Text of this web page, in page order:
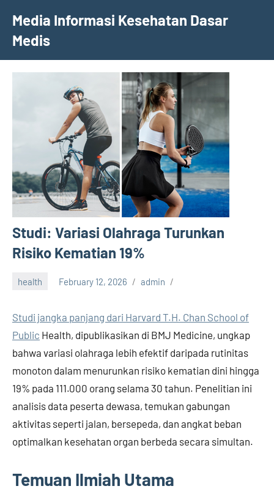
content
Media Informasi Kesehatan Dasar
Medis
Studi: Variasi Olahraga Turunkan
Risiko Kematian 19%
health February 12, 2026 admin
Studi jangka panjang dari Harvard T.H. Chan School of
Public Health, dipublikasikan di BMJ Medicine, ungkap
bahwa variasi olahraga lebih efektif daripada rutinitas
monoton dalam menurunkan risiko kematian dini hingga
19% pada 111.000 orang selama 30 tahun. Penelitian ini
analisis data peserta dewasa, temukan gabungan
aktivitas seperti jalan, bersepeda, dan angkat beban
optimalkan kesehatan organ berbeda secara simultan.
Temuan Ilmiah Utama